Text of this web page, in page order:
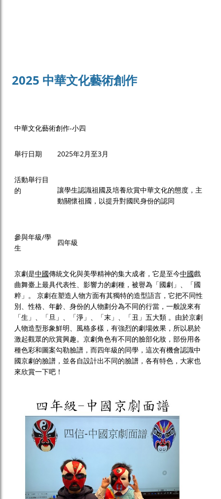
2025 中華文化藝術創作
中華文化藝術創作-小四
舉行日期 2025年2月至3月
活動舉行目
的
讓學生認識祖國及培養欣賞中華文化的態度，主
動關懷祖國，以提升對國民身份的認同
參與年級/學
生
四年級
京劇是中國傳統文化與美學精神的集大成者，它是至今中國戲
曲舞臺上最具代表性、影響力的劇種，被譽為「國劇」、「國
粹」。 京劇在塑造人物方面有其獨特的造型語言，它把不同性
別、性格、年齡、身份的人物劃分為不同的行當，一般說來有
「生」、「旦」、「淨」、「末」、「丑」五大類 。由於京劇
人物造型形象鮮明、風格多樣，有強烈的劇場效果，所以易於
激起觀眾的欣賞興趣。京劇角色有不同的臉部化妝，部份用各
種色彩和圖案勾勒臉譜，而四年級的同學，這次有機會認識中
國京劇的臉譜，並各自設計出不同的臉譜，各有特色，大家也
來欣賞一下吧！